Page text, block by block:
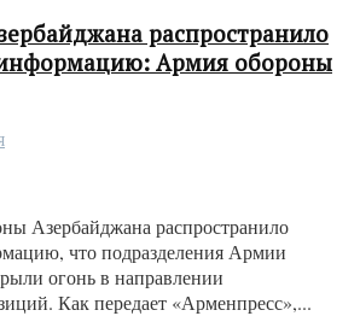
распространило
Армия обороны
Азербайджана распространило
что подразделения Армии
огонь в направлении
Как передает «Арменпресс»,...